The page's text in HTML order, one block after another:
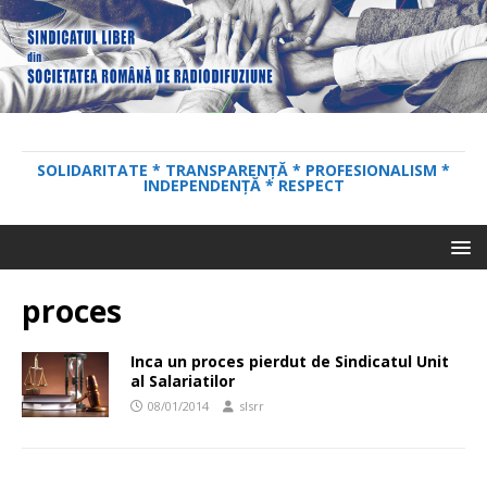
SOLIDARITATE * TRANSPARENȚĂ * PROFESIONALISM *
INDEPENDENȚĂ * RESPECT
proces
Inca un proces pierdut de Sindicatul Unit
al Salariatilor
08/01/2014 slsrr